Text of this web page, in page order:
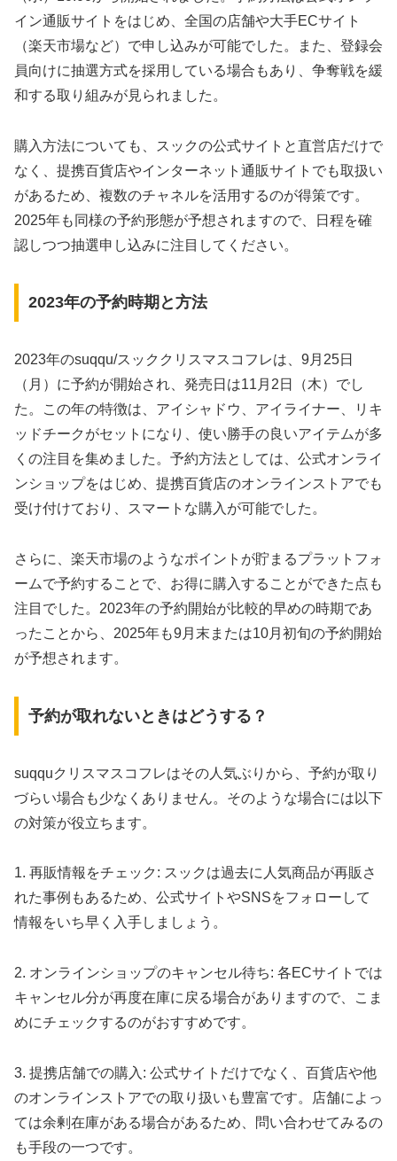
イン通販サイトをはじめ、全国の店舗や大手ECサイト
（楽天市場など）で申し込みが可能でした。また、登録会
員向けに抽選方式を採用している場合もあり、争奪戦を緩
和する取り組みが見られました。
購入方法についても、スックの公式サイトと直営店だけで
なく、提携百貨店やインターネット通販サイトでも取扱い
があるため、複数のチャネルを活用するのが得策です。
2025年も同様の予約形態が予想されますので、日程を確
認しつつ抽選申し込みに注目してください。
2023年の予約時期と方法
2023年のsuqqu/スッククリスマスコフレは、9月25日
（月）に予約が開始され、発売日は11月2日（木）でし
た。この年の特徴は、アイシャドウ、アイライナー、リキ
ッドチークがセットになり、使い勝手の良いアイテムが多
くの注目を集めました。予約方法としては、公式オンライ
ンショップをはじめ、提携百貨店のオンラインストアでも
受け付けており、スマートな購入が可能でした。
さらに、楽天市場のようなポイントが貯まるプラットフォ
ームで予約することで、お得に購入することができた点も
注目でした。2023年の予約開始が比較的早めの時期であ
ったことから、2025年も9月末または10月初旬の予約開始
が予想されます。
予約が取れないときはどうする？
suqquクリスマスコフレはその人気ぶりから、予約が取り
づらい場合も少なくありません。そのような場合には以下
の対策が役立ちます。
1. 再販情報をチェック: スックは過去に人気商品が再販さ
れた事例もあるため、公式サイトやSNSをフォローして
情報をいち早く入手しましょう。
2. オンラインショップのキャンセル待ち: 各ECサイトでは
キャンセル分が再度在庫に戻る場合がありますので、こま
めにチェックするのがおすすめです。
3. 提携店舗での購入: 公式サイトだけでなく、百貨店や他
のオンラインストアでの取り扱いも豊富です。店舗によっ
ては余剰在庫がある場合があるため、問い合わせてみるの
も手段の一つです。